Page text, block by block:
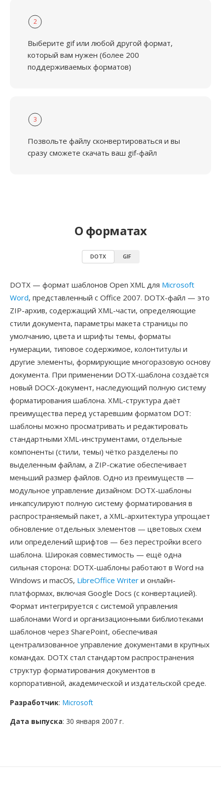
2
Выберите gif или любой другой формат,
который вам нужен (более 200
поддерживаемых форматов)
3
Позвольте файлу сконвертироваться и вы
сразу сможете скачать ваш gif-файл
О форматах
DOTX GIF
DOTX — формат шаблонов Open XML для Microsoft
Word, представленный с Office 2007. DOTX-файл — это
ZIP-архив, содержащий XML-части, определяющие
стили документа, параметры макета страницы по
умолчанию, цвета и шрифты темы, форматы
нумерации, типовое содержимое, колонтитулы и
другие элементы, формирующие многоразовую основу
документа. При применении DOTX-шаблона создаётся
новый DOCX-документ, наследующий полную систему
форматирования шаблона. XML-структура даёт
преимущества перед устаревшим форматом DOT:
шаблоны можно просматривать и редактировать
стандартными XML-инструментами, отдельные
компоненты (стили, темы) чётко разделены по
выделенным файлам, а ZIP-сжатие обеспечивает
меньший размер файлов. Одно из преимуществ —
модульное управление дизайном: DOTX-шаблоны
инкапсулируют полную систему форматирования в
распространяемый пакет, а XML-архитектура упрощает
обновление отдельных элементов — цветовых схем
или определений шрифтов — без перестройки всего
шаблона. Широкая совместимость — ещё одна
сильная сторона: DOTX-шаблоны работают в Word на
Windows и macOS, LibreOffice Writer и онлайн-
платформах, включая Google Docs (с конвертацией).
Формат интегрируется с системой управления
шаблонами Word и организационными библиотеками
шаблонов через SharePoint, обеспечивая
централизованное управление документами в крупных
командах. DOTX стал стандартом распространения
структур форматирования документов в
корпоративной, академической и издательской среде.
Разработчик: Microsoft
Дата выпуска: 30 января 2007 г.